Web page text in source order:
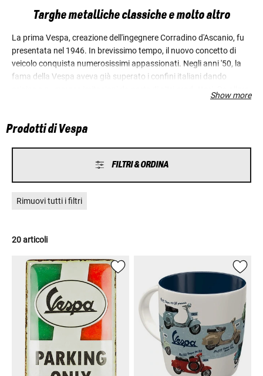
Targhe metalliche classiche e molto altro
La prima Vespa, creazione dell'ingegnere Corradino d'Ascanio, fu
presentata nel 1946. In brevissimo tempo, il nuovo concetto di
veicolo conquista numerosissimi appassionati. Negli anni '50, la
fama della Vespa aveva già superato i confini italiani dando
origine a numerose imitazioni da parte di altri produttori. Da allora,
non è cambiato nulla, neanche sulla Vespa, ad eccezione del fatto
ingegneristico e del comfort. Da tempo la Vespa ha raggiunto uno
sempre sinonimo di raffinatezza ed eleganza, di gioia di vivere
mediterranea, per non rinunciare mai all'autentico fascino italiano!
Show more
Prodotti di Vespa
FILTRI & ORDINA
Rimuovi tutti i filtri
20 articoli